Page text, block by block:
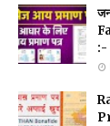
:-